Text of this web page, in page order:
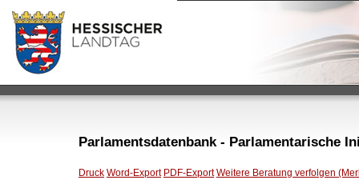
Parlamentsdatenbank - Parlamentarische
Druck Word-Export PDF-Export Weitere Beratung verfolgen